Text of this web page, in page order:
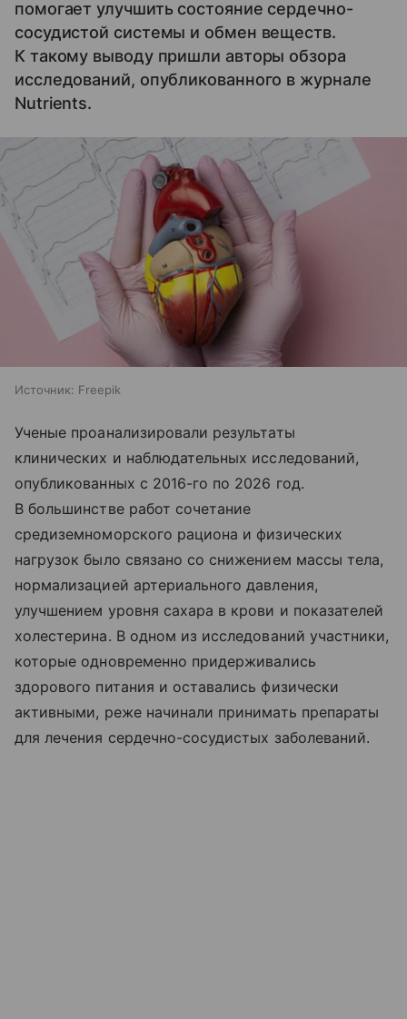
помогает улучшить состояние сердечно-
сосудистой системы и обмен веществ.
К такому выводу пришли авторы обзора
исследований, опубликованного в журнале
Nutrients.
Источник: Freepik
Ученые проанализировали результаты
клинических и наблюдательных исследований,
опубликованных с 2016-го по 2026 год.
В большинстве работ сочетание
средиземноморского рациона и физических
нагрузок было связано со снижением массы тела,
нормализацией артериального давления,
улучшением уровня сахара в крови и показателей
холестерина. В одном из исследований участники,
которые одновременно придерживались
здорового питания и оставались физически
активными, реже начинали принимать препараты
для лечения сердечно-сосудистых заболеваний.